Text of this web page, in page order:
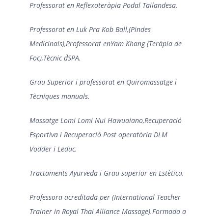
Professorat en Reflexoteràpia Podal Tailandesa.
Professorat en Luk Pra Kob Ball,(Pindes
Medicinals),Professorat enYam Khang (Teràpia de
Foc),Tècnic d´SPA.
Grau Superior i professorat en Quiromassatge i
Tècniques manuals.
Massatge Lomi Lomi Nui Hawuaiano,Recuperació
Esportiva i Recuperació Post operatòria DLM
Vodder i Leduc.
Tractaments Ayurveda i Grau superior en Estètica.
Professora acreditada per (International Teacher
Trainer in Royal Thai Alliance Massage).Formada a